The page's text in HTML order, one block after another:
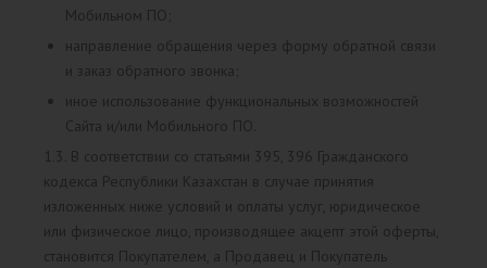
Мобильном ПО;
направление обращения через форму обратной связи
и заказ обратного звонка;
иное использование функциональных возможностей
Сайта и/или Мобильного ПО.
1.3. В соответствии со статьями 395, 396 Гражданского
кодекса Республики Казахстан в случае принятия
изложенных ниже условий и оплаты услуг, юридическое
или физическое лицо, производящее акцепт этой оферты,
становится Покупателем, а Продавец и Покупатель